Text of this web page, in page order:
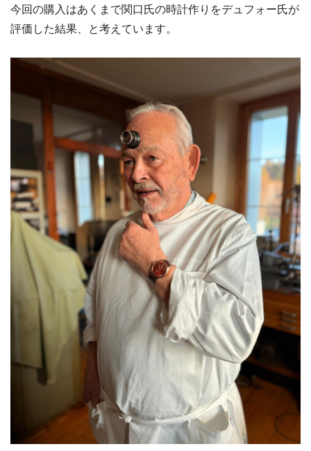
今回の購入はあくまで関口氏の時計作りをデュフォー氏が
評価した結果、と考えています。